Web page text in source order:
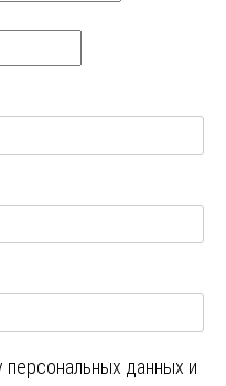
персональных данных и